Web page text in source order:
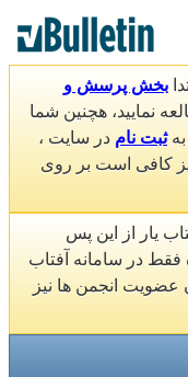
بخش پرسش و
نمایید، هچنین شما
ثبت نام در سایت ،
کافی است بر روی
یار از این پس
فقط در سامانه آفتاب
عضویت انجمن ها نیز